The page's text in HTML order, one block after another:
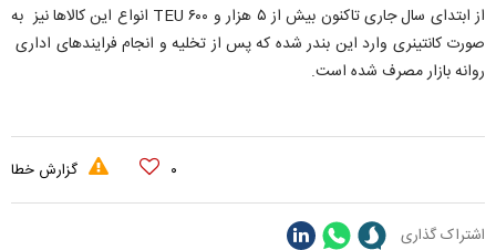
از ابتدای سال جاری تاکنون بیش از ۵ هزار و ۶۰۰ TEU انواع این کالاها نیز به
صورت کانتینری وارد این بندر شده که پس از تخلیه و انجام فرایندهای اداری
روانه بازار مصرف شده است‌.
۰ گزارش خطا
اشتراک گذاری